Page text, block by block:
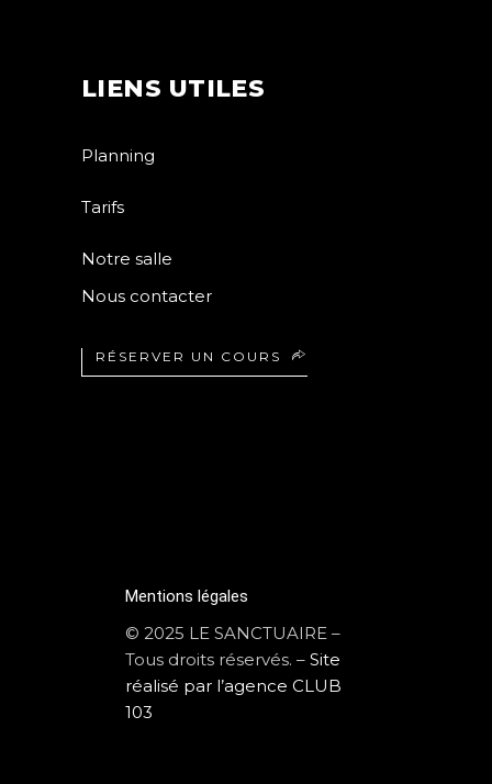
LIENS UTILES
Planning
Tarifs
Notre salle
Nous contacter
RÉSERVER UN COURS
Mentions légales
© 2025 LE SANCTUAIRE –
Tous droits réservés. – Site
réalisé par l’agence CLUB
103